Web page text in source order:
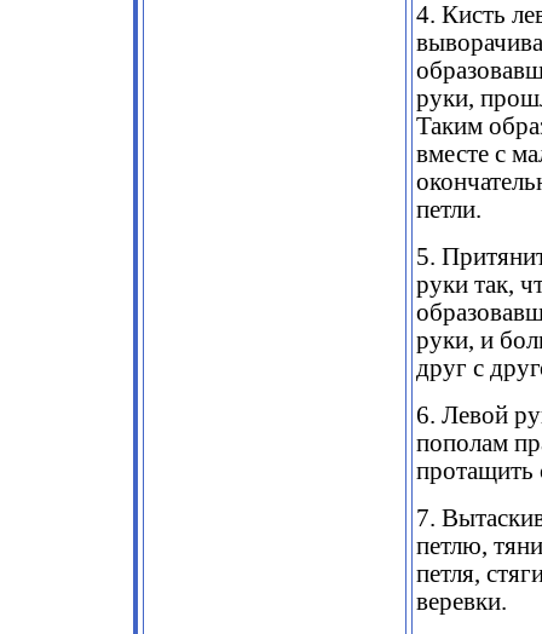
4. Кисть
руки,
Таким
вместе с
петли.
5.
руки так,
руки, и
друг с
6. Левой
пополам
протащить
7.
петлю,
петля,
веревки.